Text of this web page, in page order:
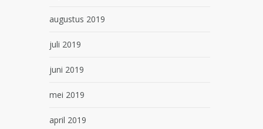
augustus 2019
juli 2019
juni 2019
mei 2019
april 2019